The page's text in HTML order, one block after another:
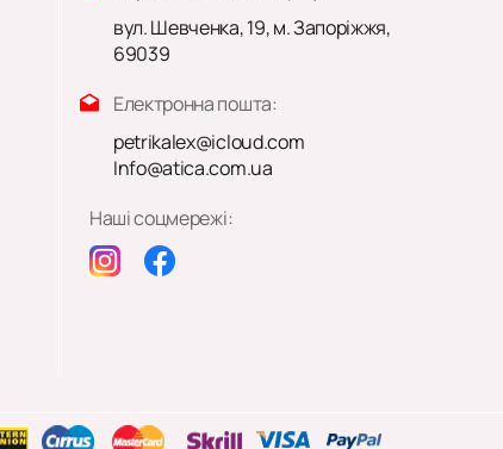
вул. Шевченка, 19, м. Запоріжжя,
69039
Електронна пошта:
petrikalex@icloud.com
Info@atica.com.ua
Наші соцмережі: